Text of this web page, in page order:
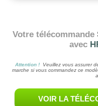
Votre télécommande
avec
Attention !Veuillez vous assurer
marche si vous commandez ce
VOIR LA